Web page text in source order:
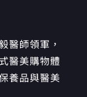
醫師領軍，
醫美購物體
養品與醫美